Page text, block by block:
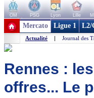
OM PSG Lyon Lille
+ de clubs
Mercato Ligue 1 L2/
Actualité | Journal des
Rennes :
offres... Le